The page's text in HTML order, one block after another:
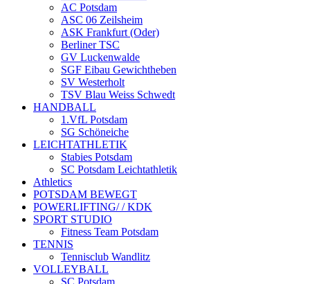
AC Potsdam
ASC 06 Zeilsheim
ASK Frankfurt (Oder)
Berliner TSC
GV Luckenwalde
SGF Eibau Gewichtheben
SV Westerholt
TSV Blau Weiss Schwedt
HANDBALL
1.VfL Potsdam
SG Schöneiche
LEICHTATHLETIK
Stabies Potsdam
SC Potsdam Leichtathletik
Athletics
POTSDAM BEWEGT
POWERLIFTING/ / KDK
SPORT STUDIO
Fitness Team Potsdam
TENNIS
Tennisclub Wandlitz
VOLLEYBALL
SC Potsdam